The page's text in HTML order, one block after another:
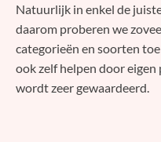
Natuurlijk in enkel de
daarom proberen we
categorieën en soorten
ook zelf helpen door
wordt zeer gewaardeerd.